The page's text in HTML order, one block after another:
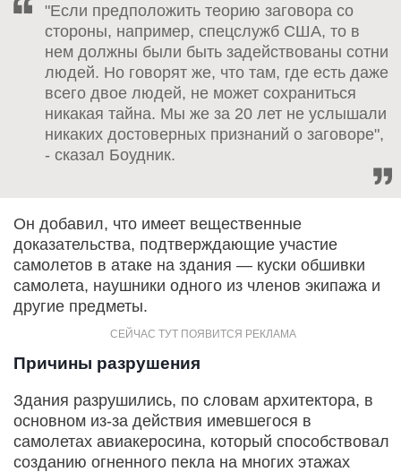
"Если предположить теорию заговора со
стороны, например, спецслужб США, то в
нем должны были быть задействованы сотни
людей. Но говорят же, что там, где есть даже
всего двое людей, не может сохраниться
никакая тайна. Мы же за 20 лет не услышали
никаких достоверных признаний о заговоре",
- сказал Боудник.
Он добавил, что имеет вещественные
доказательства, подтверждающие участие
самолетов в атаке на здания — куски обшивки
самолета, наушники одного из членов экипажа и
другие предметы.
Причины разрушения
Здания разрушились, по словам архитектора, в
основном из-за действия имевшегося в
самолетах авиакеросина, который способствовал
созданию огненного пекла на многих этажах